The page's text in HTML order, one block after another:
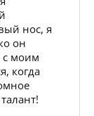
нос, я
он
с моим
когда